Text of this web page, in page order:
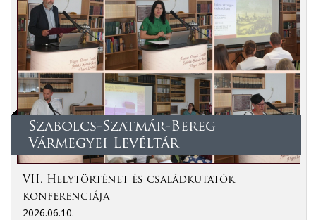
Szabolcs-Szatmár-Bereg
Vármegyei Levéltár
VII. Helytörténet és családkutatók
konferenciája
2026.06.10.